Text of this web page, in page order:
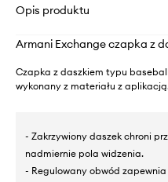
Opis produktu
Armani Exchange czapka z
Czapka z daszkiem typu
wykonany z materiału z
- Zakrzywiony daszek chroni
nadmiernie pola widzenia.
- Regulowany obwód